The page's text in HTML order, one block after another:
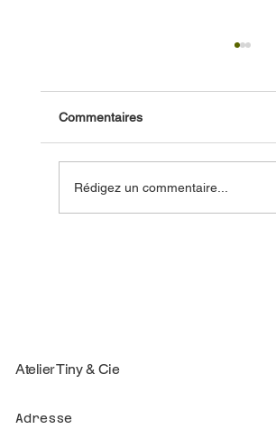
Commentaires
Rédigez un commentaire...
Atelier Tiny & Cie
Adresse